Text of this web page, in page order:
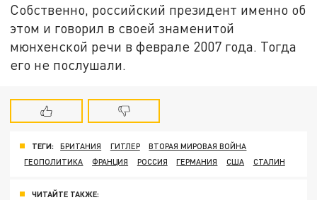
Собственно, российский президент именно об
этом и говорил в своей знаменитой
мюнхенской речи в феврале 2007 года. Тогда
его не послушали.
ТЕГИ: БРИТАНИЯ ГИТЛЕР
ВТОРАЯ МИРОВАЯ ВОЙНА
ГЕОПОЛИТИКА
ФРАНЦИЯ РОССИЯ ГЕРМАНИЯ США СТАЛИН
ЧИТАЙТЕ ТАКЖЕ: